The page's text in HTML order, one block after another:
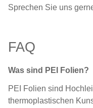
Sprechen Sie uns
FAQ
Was sind PEI Folien?
PEI Folien sind
thermoplastischen